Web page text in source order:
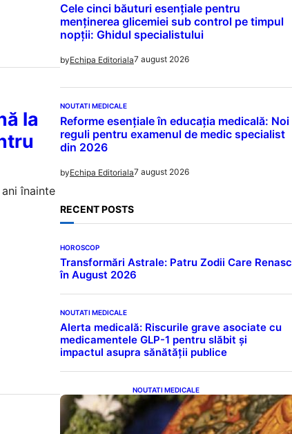
la
înainte
Cele cinci băuturi esențiale pentru
menținerea glicemiei sub control pe timpul
nopții: Ghidul specialistului
byEchipa Editoriala7 august 2026
NOUTATI MEDICALE
Reforme esențiale în educația medicală: Noi
reguli pentru examenul de medic specialist
din 2026
byEchipa Editoriala7 august 2026
RECENT POSTS
HOROSCOP
Transformări Astrale: Patru Zodii Care Renasc
în August 2026
NOUTATI MEDICALE
Alerta medicală: Riscurile grave asociate cu
medicamentele GLP-1 pentru slăbit și
impactul asupra sănătății publice
NOUTATI MEDICALE
Postul Adormirii Maicii
Domnului: Tradiții, Superstiții și
Implicații Spiritualitate în 2026